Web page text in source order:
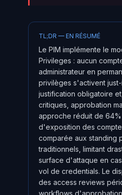
TL;DR — EN RÉSUMÉ
Le PIM implémente le
Privileges : aucun
administrateur en
privilèges s'activent
justification obligatoire
critiques, approbation
approche réduit de
d'exposition des
comparée aux standing
traditionnels, limitant
surface d'attaque en
vol de credentials. Le
des access reviews
workflows